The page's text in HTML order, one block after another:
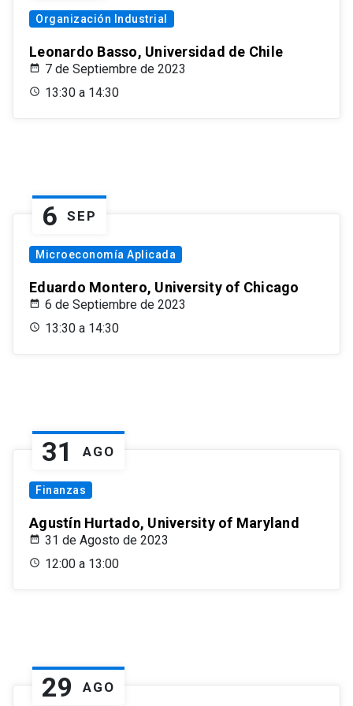
Organización Industrial
Leonardo Basso, Universidad de Chile
7 de Septiembre de 2023
13:30 a 14:30
6 SEP
Microeconomía Aplicada
Eduardo Montero, University of Chicago
6 de Septiembre de 2023
13:30 a 14:30
31 AGO
Finanzas
Agustín Hurtado, University of Maryland
31 de Agosto de 2023
12:00 a 13:00
29 AGO